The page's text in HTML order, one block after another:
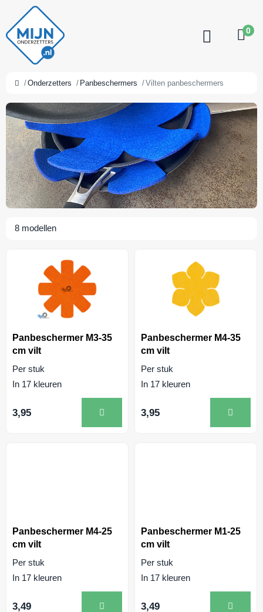
0
Onderzetters Panbeschermers Vilten panbeschermers
8 modellen
Panbeschermer M3-35
cm vilt
Per stuk
In 17 kleuren
3,95
Panbeschermer M4-35
cm vilt
Per stuk
In 17 kleuren
3,95
Panbeschermer M4-25
cm vilt
Per stuk
In 17 kleuren
3,49
Panbeschermer M1-25
cm vilt
Per stuk
In 17 kleuren
3,49